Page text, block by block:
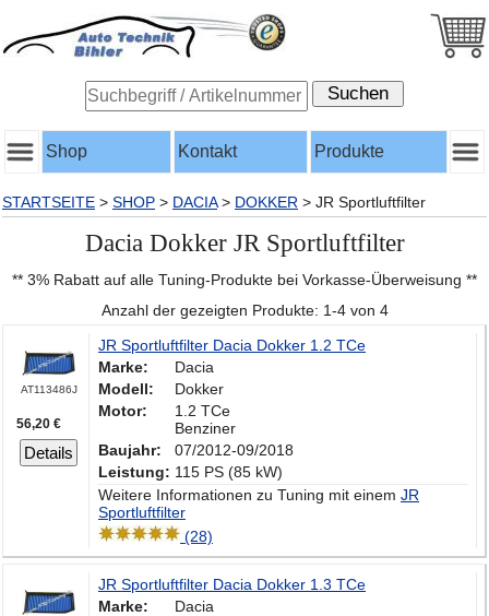
Shop Kontakt Produkte
STARTSEITE > SHOP > DACIA > DOKKER > JR Sportluftfilter
Dacia Dokker JR Sportluftfilter
** 3% Rabatt auf alle Tuning-Produkte bei Vorkasse-Überweisung **
Anzahl der gezeigten Produkte: 1-4 von 4
AT113486J
56,20 €
Details
JR Sportluftfilter Dacia Dokker 1.2 TCe
Marke:
Dacia
Modell:
Dokker
Motor:
1.2 TCe
Benziner
Baujahr:
07/2012-09/2018
Leistung: 115 PS (85 kW)
Weitere Informationen zu Tuning mit einem JR
Sportluftfilter
(28)
JR Sportluftfilter Dacia Dokker 1.3 TCe
Marke:
Dacia